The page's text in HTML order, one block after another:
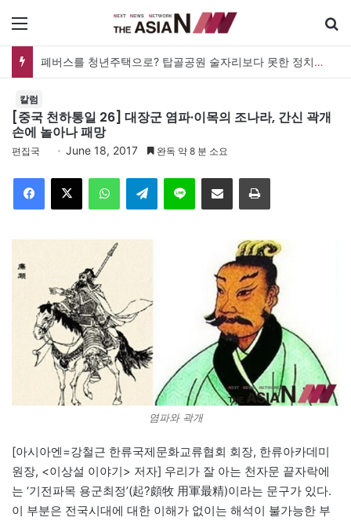
폐버스를 청년주택으로? 탑골공원 술자리보다 못한 정치의 상상력
칼럼
[중국 천하통일 26] 대장군 염파·이목의 조나라, 간신 곽개
손에 놀아나 패망
편집국 June 18, 2017 완독 약 8 분 소요
Telegram 이메일
염파와 곽개
[아시아엔=강철근 한류국제문화교류협회 회장, 한류아카데미
원장, <이상설 이야기> 저자] 우리가 잘 아는 천자문 끝자락에
는 ‘기전파목 용군최정’(起?頗牧 用軍最精)이라는 문구가 있다.
이 부분은 전국시대에 대한 이해가 없이는 해석이 불가능한 부